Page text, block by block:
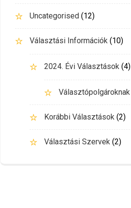
Uncategorised (12)
Választási Információk (10)
2024. Évi Választások (4)
Választópolgároknak
Korábbi Választások (2)
Választási Szervek (2)